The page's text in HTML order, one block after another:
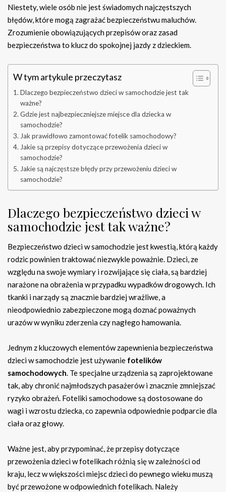
Niestety, wiele osób nie jest świadomych najczęstszych
błędów, które mogą zagrażać bezpieczeństwu maluchów.
Zrozumienie obowiązujących przepisów oraz zasad
bezpieczeństwa to klucz do spokojnej jazdy z dzieckiem.
W tym artykule przeczytasz
Dlaczego bezpieczeństwo dzieci w samochodzie jest tak
ważne?
Gdzie jest najbezpieczniejsze miejsce dla dziecka w
samochodzie?
Jak prawidłowo zamontować fotelik samochodowy?
Jakie są przepisy dotyczące przewożenia dzieci w
samochodzie?
Jakie są najczęstsze błędy przy przewożeniu dzieci w
samochodzie?
Dlaczego bezpieczeństwo dzieci w
samochodzie jest tak ważne?
Bezpieczeństwo dzieci w samochodzie jest kwestią, którą każdy
rodzic powinien traktować niezwykle poważnie. Dzieci, ze
względu na swoje wymiary i rozwijające się ciała, są bardziej
narażone na obrażenia w przypadku wypadków drogowych. Ich
tkanki i narządy są znacznie bardziej wrażliwe, a
nieodpowiednio zabezpieczone mogą doznać poważnych
urazów w wyniku zderzenia czy nagłego hamowania.
Jednym z kluczowych elementów zapewnienia bezpieczeństwa
dzieci w samochodzie jest używanie fotelików
samochodowych. Te specjalne urządzenia są zaprojektowane
tak, aby chronić najmłodszych pasażerów i znacznie zmniejszać
ryzyko obrażeń. Foteliki samochodowe są dostosowane do
wagi i wzrostu dziecka, co zapewnia odpowiednie podparcie dla
ciała oraz głowy.
Ważne jest, aby przypominać, że przepisy dotyczące
przewożenia dzieci w fotelikach różnią się w zależności od
kraju, lecz w większości miejsc dzieci do pewnego wieku muszą
być przewożone w odpowiednich fotelikach. Należy